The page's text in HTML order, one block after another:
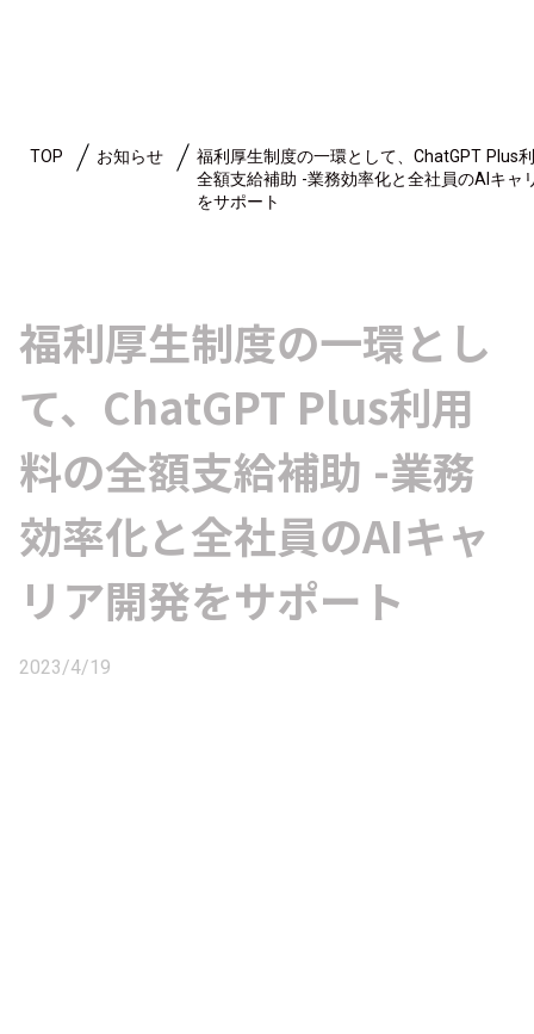
TOP お知らせ
福利厚生制度の一環として、ChatGPT Plus
全額支給補助 -業務効率化と全社員のAIキャ
をサポート
福利厚生制度の一環とし
て、ChatGPT Plus利用
料の全額支給補助 -業務
効率化と全社員のAIキャ
リア開発をサポート
2023/4/19